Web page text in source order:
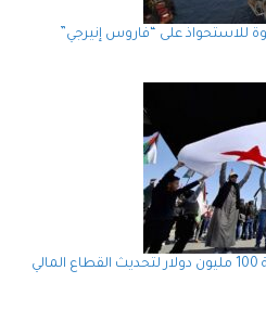
للاستحواذ على “فاروس إنيرجي”
البنك الدولي يوافق على منحة بقيمة 100 مليون دولار لتحديث القطاع المالي